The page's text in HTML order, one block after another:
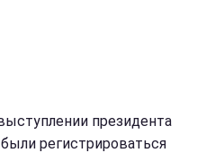
президента
регистрироваться